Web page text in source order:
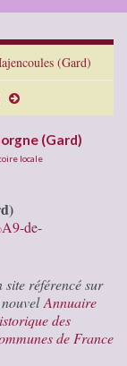
(Gard)
(Gard)
locale
de-
site référencé sur
Annuaire
des
de France